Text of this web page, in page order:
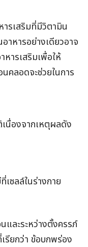
ารเสริมที่มีวิตามิน
าหารอย่างเดียวอาจ
ารเสริมเพื่อให้
คลอดจะช่วยในการ
เนื่องจากเหตุผลดัง
ซลล์ในร่างกาย
และระหว่างตั้งครรภ์
รียกว่า ข้อบกพร่อง